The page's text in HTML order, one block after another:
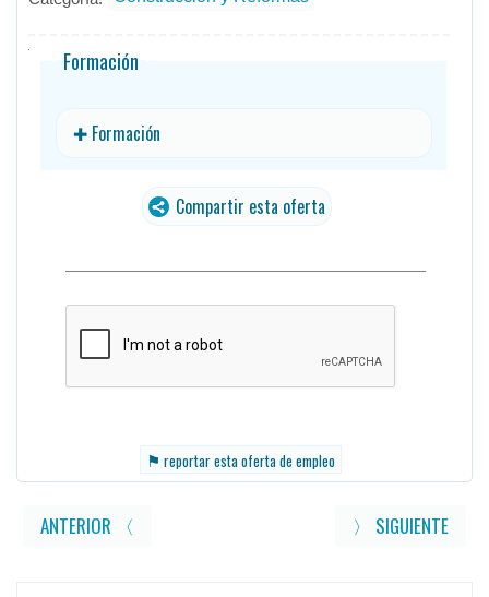
Formación
✚ Formación
Compartir esta oferta
⚑ reportar esta oferta de empleo
ANTERIOR 〈 〉 SIGUIENTE